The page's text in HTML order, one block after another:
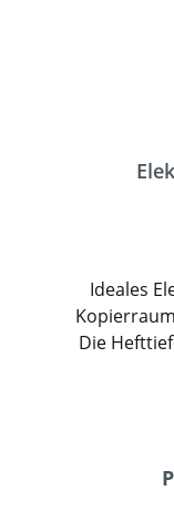
Ideales
Die